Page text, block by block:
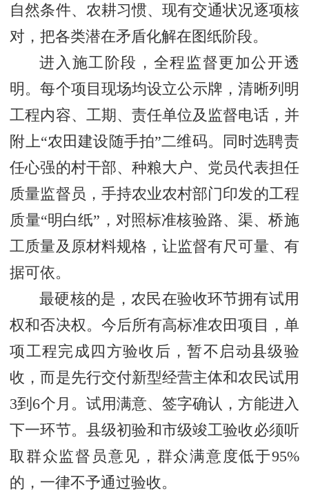
自然条件、农耕习惯、现有交通状况逐项核
对，把各类潜在矛盾化解在图纸阶段。
进入施工阶段，全程监督更加公开透
明。每个项目现场均设立公示牌，清晰列明
工程内容、工期、责任单位及监督电话，并
附上“农田建设随手拍”二维码。同时选聘责
任心强的村干部、种粮大户、党员代表担任
质量监督员，手持农业农村部门印发的工程
质量“明白纸”，对照标准核验路、渠、桥施
工质量及原材料规格，让监督有尺可量、有
据可依。
最硬核的是，农民在验收环节拥有试用
权和否决权。今后所有高标准农田项目，单
项工程完成四方验收后，暂不启动县级验
收，而是先行交付新型经营主体和农民试用
3到6个月。试用满意、签字确认，方能进入
下一环节。县级初验和市级竣工验收必须听
取群众监督员意见，群众满意度低于95%
的，一律不予通过验收。